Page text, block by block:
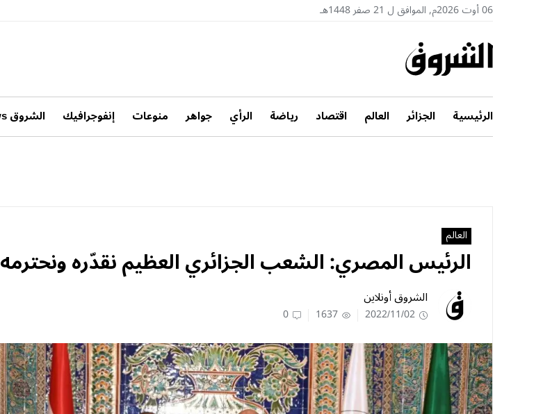
06 أوت 2026م, الموافق ل 21 صفر 1448هـ
الرئيسية الجزائر العالم اقتصاد رياضة الرأي جواهر منوعات إنفوجرافيك الشروق News
العالم
الرئيس المصري: الشعب الجزائري العظيم نقدّره ونحترمه
الشروق أونلاين
2022/11/02
1637
0